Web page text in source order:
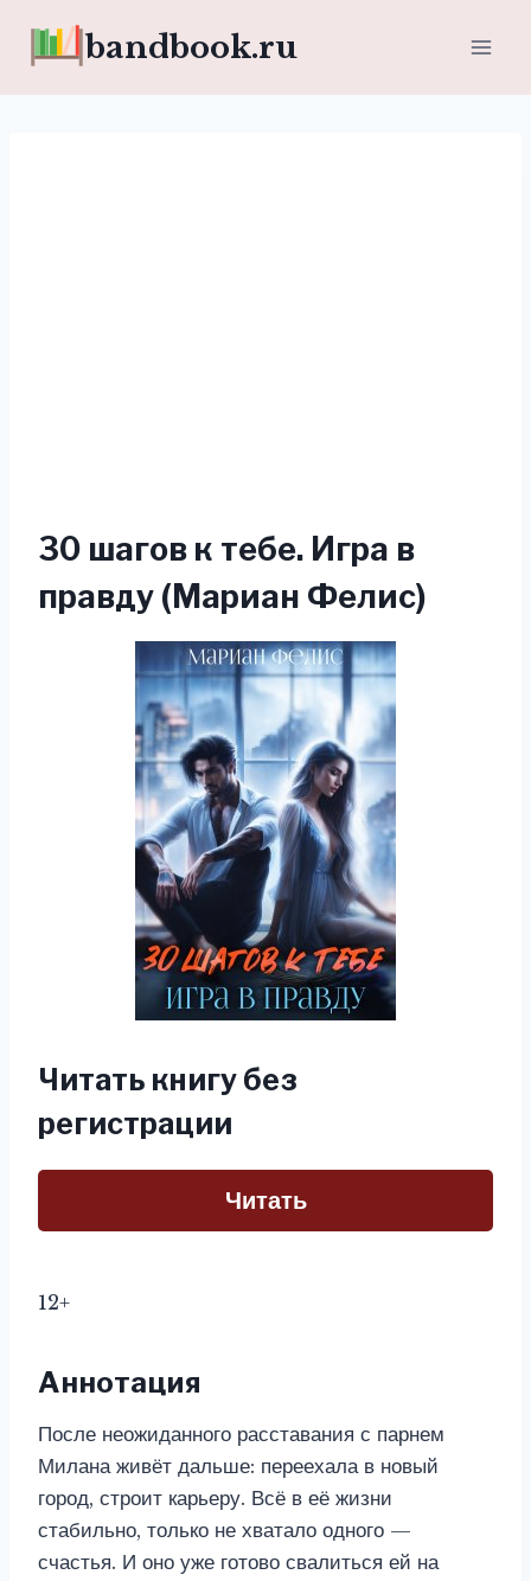
bandbook.ru
30 шагов к тебе. Игра в
правду (Мариан Фелис)
Читать книгу без
регистрации
Читать
12+
Аннотация
После неожиданного расставания с парнем
Милана живёт дальше: переехала в новый
город, строит карьеру. Всё в её жизни
стабильно, только не хватало одного —
счастья. И оно уже готово свалиться ей на